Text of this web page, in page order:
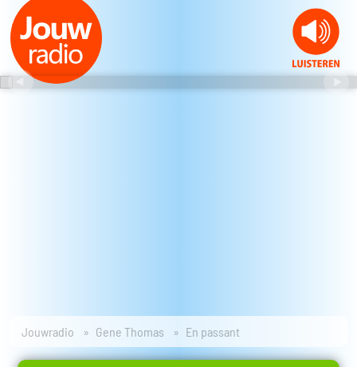
Jouwradio Gene Thomas En passant